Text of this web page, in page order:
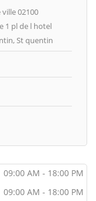
02100
1 pl de l hotel
St quentin
09:00 AM - 18:00 PM
09:00 AM - 18:00 PM